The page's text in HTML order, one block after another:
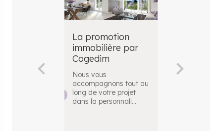
La promotion
immobilière par
Cogedim
Nous vous
accompagnons tout au
long de votre projet
dans la personnali...
: comment